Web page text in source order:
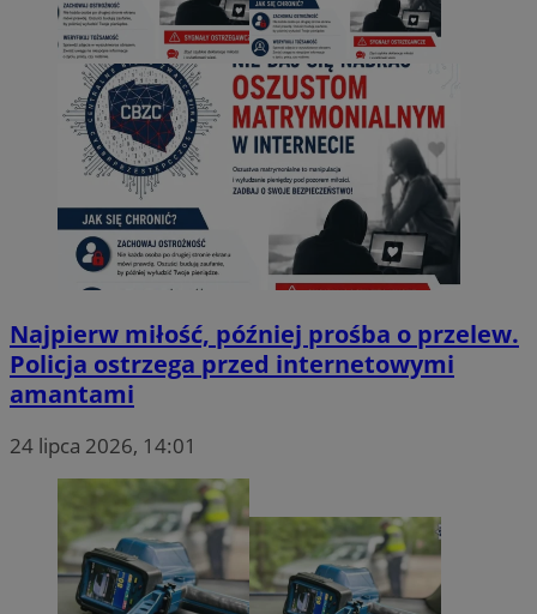
Najpierw miłość, później prośba o przelew.
Policja ostrzega przed internetowymi
amantami
24 lipca 2026, 14:01